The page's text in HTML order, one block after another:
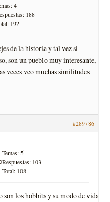
4
188
192
de la historia y tal vez si
son un pueblo muy interesante,
veces veo muchas similitudes
#289786
Temas: 5
Respuestas: 103
Total: 108
son los hobbits y su modo de vida